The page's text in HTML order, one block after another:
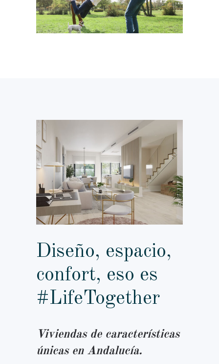
Diseño, espacio,
confort, eso es
#LifeTogether
Viviendas de características
únicas en Andalucía.